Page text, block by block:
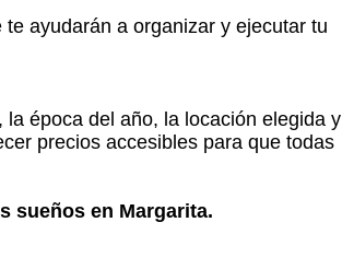
ayudarán a organizar y ejecutar tu
época del año, la locación elegida y
precios accesibles para que todas
sueños en Margarita.